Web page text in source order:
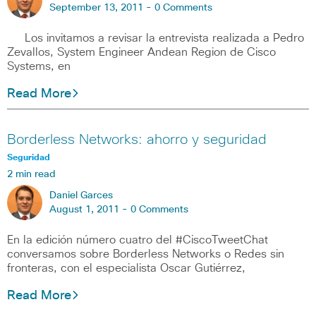
September 13, 2011 - 0 Comments
Los invitamos a revisar la entrevista realizada a Pedro
Zevallos, System Engineer Andean Region de Cisco
Systems, en
Read More
Borderless Networks: ahorro y seguridad
Seguridad
2 min read
Daniel Garces
August 1, 2011 - 0 Comments
En la edición número cuatro del #CiscoTweetChat
conversamos sobre Borderless Networks o Redes sin
fronteras, con el especialista Oscar Gutiérrez,
Read More